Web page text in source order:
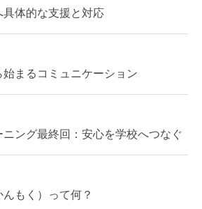
体的な支援と対応
まるコミュニケーション
ング最終回：安心を学校へつなぐ
もく）って何？